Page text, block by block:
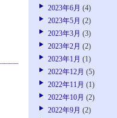
2023年6月 (4)
2023年5月 (2)
2023年3月 (3)
2023年2月 (2)
2023年1月 (1)
2022年12月 (5)
2022年11月 (1)
2022年10月 (2)
2022年9月 (2)